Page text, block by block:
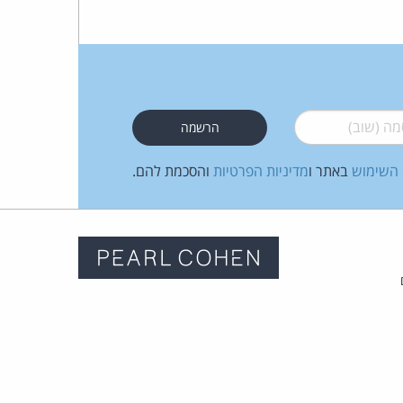
(שוב)*
השימוש באתר ומדיניות הפרטיות והסכמת להם.